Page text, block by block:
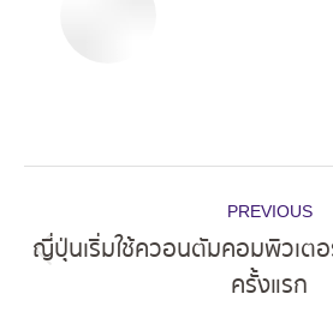
navigation
PREVIOUS
post:
ญี่ปุ่นเริ่มใช้ควอนตัมคอมพิวเตอ
ครั้งแรก